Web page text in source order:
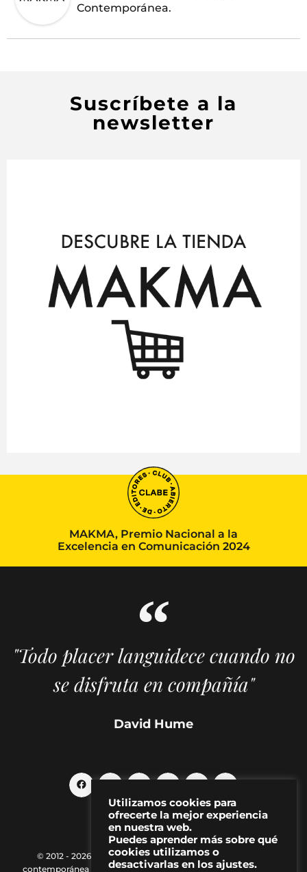
Contemporánea.
Suscríbete a la
newsletter
MAKMA, Premio Nacional a la
Excelencia en Comunicación 2024
"Todo placer languidece cuando no
se disfruta en compañía"
David Hume
© 2012 - 2026 MAKMA | Revista de artes visuales y cultura
contemporánea |
Política de Privacidad| Aviso Legal|Contacto
Utilizamos cookies para
ofrecerte la mejor experiencia
en nuestra web.
Puedes aprender más sobre qué
cookies utilizamos o
desactivarlas en los ajustes.